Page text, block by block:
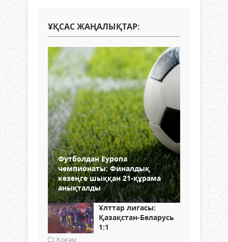
ҰҚСАС ЖАҢАЛЫҚТАР:
Футболдан Еуропа
чемпионаты: Финалдық
кезеңге шыққан 21-құрама
анықталды
Ұлттар лигасы:
Қазақстан-Беларусь
1:1
Қоғам